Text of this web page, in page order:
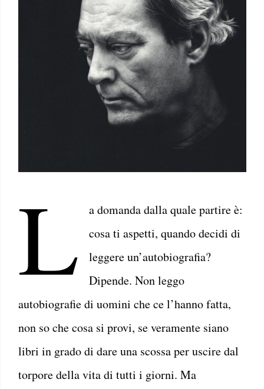
L
a domanda dalla quale partire è:
cosa ti aspetti, quando decidi di
leggere un’autobiografia?
Dipende. Non leggo
autobiografie di uomini che ce l’hanno fatta,
non so che cosa si provi, se veramente siano
libri in grado di dare una scossa per uscire dal
torpore della vita di tutti i giorni. Ma